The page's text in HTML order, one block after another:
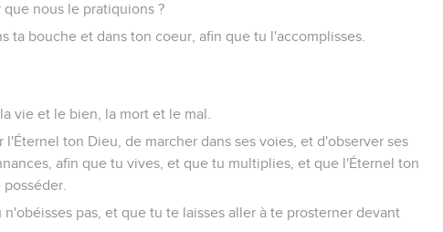
nous le pratiquions ?
ta bouche et dans ton coeur, afin que tu l'accomplisses.
vie et le bien, la mort et le mal.
ton Dieu, de marcher dans ses voies, et d'observer ses
afin que tu vives, et que tu multiplies, et que l'Éternel ton
pas, et que tu te laisses aller à te prosterner devant